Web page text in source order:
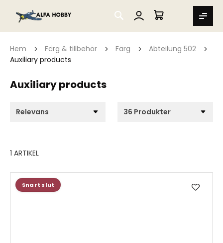
SEARCH
MIN VARUKORG
Hem Färg & tillbehör Färg
Abteilung 502
Auxiliary products
Auxiliary products
1 ARTIKEL
Snart slut